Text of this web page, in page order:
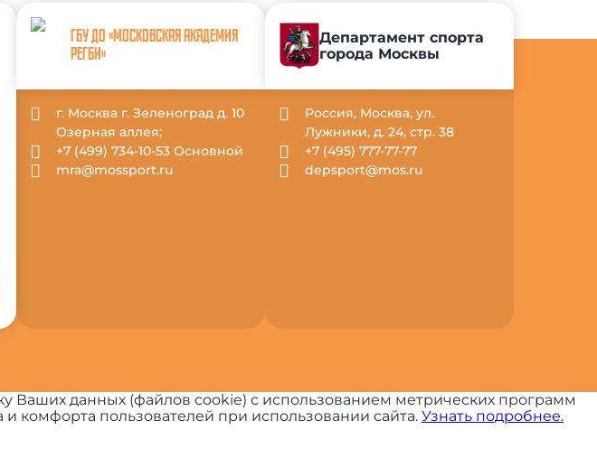
ГБУ ДО «МОСКОВСКАЯ АКАДЕМИЯ
РЕГБИ»
г. Москва г. Зеленоград д. 10
Озерная аллея;
+7 (499) 734-10-53 Основной
mra@mossport.ru
Департамент спорта
города Москвы
Россия, Москва, ул.
Лужники, д. 24, стр. 38
+7 (495) 777-77-77
depsport@mos.ru
Ваших данных (файлов cookie) с использованием метрических программ
комфорта пользователей при использовании сайта. Узнать подробнее.